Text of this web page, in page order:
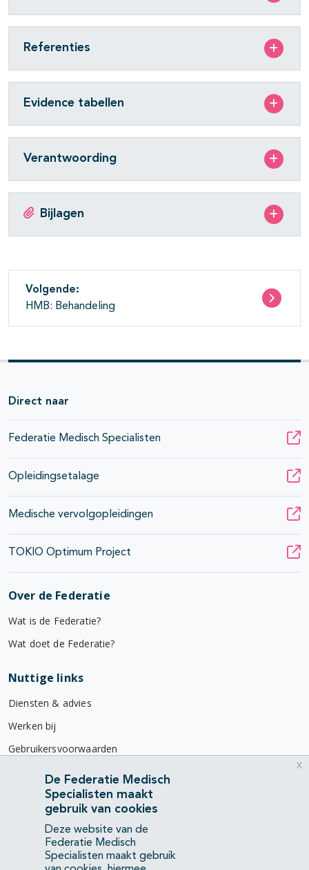
Referenties
Evidence tabellen
Verantwoording
Bijlagen
Volgende:
HMB: Behandeling
Direct naar
Federatie Medisch Specialisten
Opleidingsetalage
Medische vervolgopleidingen
TOKIO Optimum Project
Over de Federatie
Wat is de Federatie?
Wat doet de Federatie?
Nuttige links
Diensten & advies
Werken bij
Gebruikersvoorwaarden
Privacyverklaring
Contact
Mercatorlaan 1200
3528 BL Utrecht
De Federatie Medisch
Specialisten maakt
gebruik van cookies
Deze website van de
Federatie Medisch
Specialisten maakt gebruik
x